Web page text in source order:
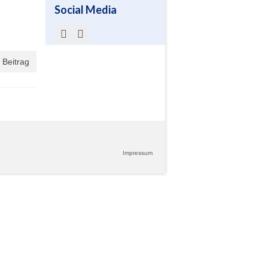
Beitrag
Social Media
Impressum